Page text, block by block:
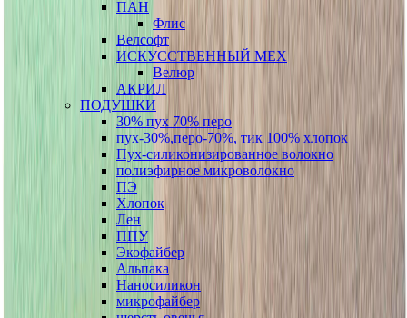
ПАН
Флис
Велсофт
ИСКУССТВЕННЫЙ МЕХ
Велюр
АКРИЛ
ПОДУШКИ
30% пух 70% перо
пух-30%,перо-70%, тик 100% хлопок
Пух-силиконизированное волокно
полиэфирное микроволокно
ПЭ
Хлопок
Лен
ППУ
Экофайбер
Альпака
Наносиликон
микрофайбер